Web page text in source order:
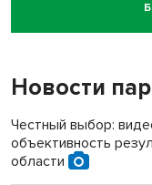
Новосибирский суд
пенсионерки на
«Мы живём на
терроризируют
Инвалид получил
протезом под
Новости
Честный выбор:
объективность
области